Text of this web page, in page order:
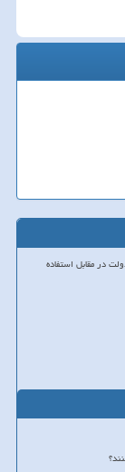
در مقابل استفاده